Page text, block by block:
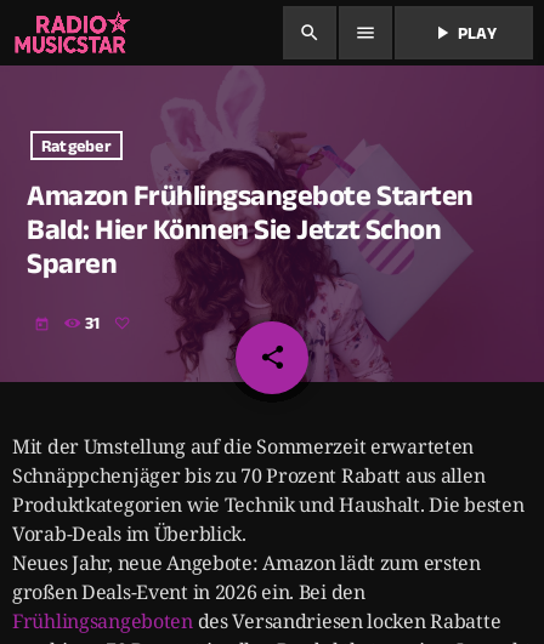
search menu play_arrow PLAY
Ratgeber
Amazon Frühlingsangebote Starten
Bald: Hier Können Sie Jetzt Schon
Sparen
today 31
share
email
Mit der Umstellung auf die Sommerzeit erwarteten
Schnäppchenjäger bis zu 70 Prozent Rabatt aus allen
Produktkategorien wie Technik und Haushalt. Die besten
Vorab-Deals im Überblick.
Neues Jahr, neue Angebote: Amazon lädt zum ersten
großen Deals-Event in 2026 ein. Bei den
Frühlingsangebotendes Versandriesen locken Rabatte